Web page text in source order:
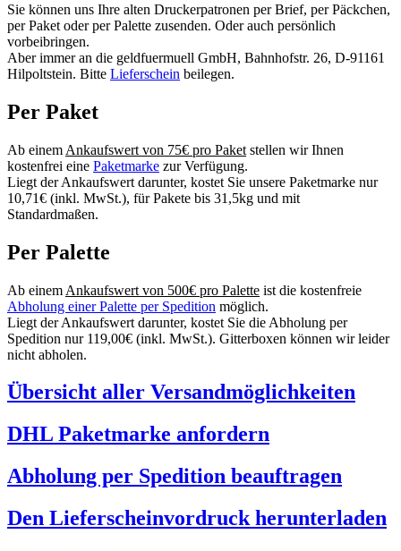
Sie können uns Ihre alten Druckerpatronen per Brief, per Päckchen,
per Paket oder per Palette zusenden. Oder auch persönlich
vorbeibringen.
Aber immer an die geldfuermuell GmbH, Bahnhofstr. 26, D-91161
Hilpoltstein. Bitte Lieferschein beilegen.
Per Paket
Ab einem Ankaufswert von 75€ pro Paket stellen wir Ihnen
kostenfrei eine Paketmarke zur Verfügung.
Liegt der Ankaufswert darunter, kostet Sie unsere Paketmarke nur
10,71€ (inkl. MwSt.), für Pakete bis 31,5kg und mit
Standardmaßen.
Per Palette
Ab einem Ankaufswert von 500€ pro Palette ist die kostenfreie
Abholung einer Palette per Spedition möglich.
Liegt der Ankaufswert darunter, kostet Sie die Abholung per
Spedition nur 119,00€ (inkl. MwSt.). Gitterboxen können wir leider
nicht abholen.
Übersicht aller Versandmöglichkeiten
DHL Paketmarke anfordern
Abholung per Spedition beauftragen
Den Lieferscheinvordruck herunterladen